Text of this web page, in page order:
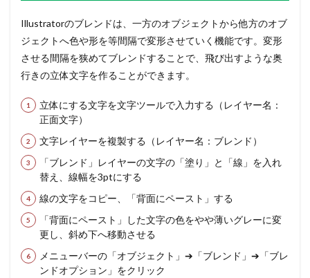
Illustratorのブレンドは、一方のオブジェクトから他方のオブ
ジェクトへ色や形を等間隔で変形させていく機能です。変形
させる間隔を狭めてブレンドすることで、飛び出すような奥
行きの立体文字を作ることができます。
立体にする文字を文字ツールで入力する（レイヤー名：
正面文字）
文字レイヤーを複製する（レイヤー名：ブレンド）
「ブレンド」レイヤーの文字の「塗り」と「線」を入れ
替え、線幅を3ptにする
線の文字をコピー、「背面にペースト」する
「背面にペースト」した文字の色をやや薄いグレーに変
更し、斜め下へ移動させる
メニューバーの「オブジェクト」➔「ブレンド」➔「ブレ
ンドオプション」をクリック